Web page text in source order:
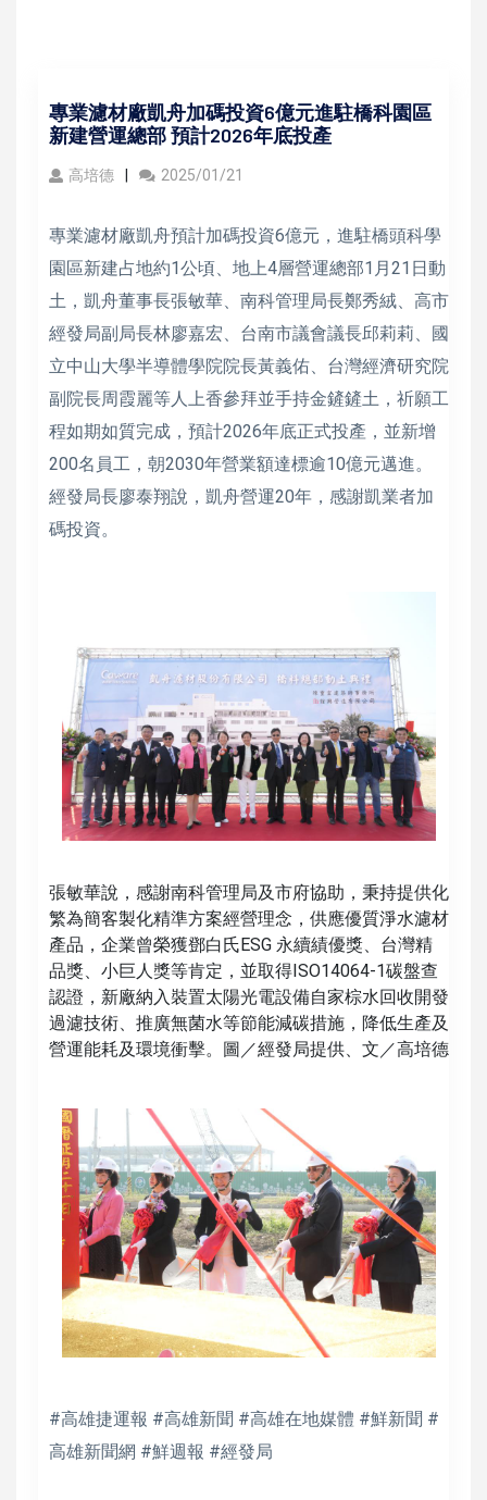
專業濾材廠凱舟加碼投資6億元進駐橋科園區
新建營運總部 預計2026年底投產
高培德 2025/01/21
專業濾材廠凱舟預計加碼投資6億元，進駐橋頭科學
園區新建占地約1公頃、地上4層營運總部1月21日動
土，凱舟董事長張敏華、南科管理局長鄭秀絨、高市
經發局副局長林廖嘉宏、台南市議會議長邱莉莉、國
立中山大學半導體學院院長黃義佑、台灣經濟研究院
副院長周霞麗等人上香參拜並手持金鏟鏟土，祈願工
程如期如質完成，預計2026年底正式投產，並新增
200名員工，朝2030年營業額達標逾10億元邁進。
經發局長廖泰翔說，凱舟營運20年，感謝凱業者加
碼投資。
張敏華說，感謝南科管理局及市府協助，秉持提供化
繁為簡客製化精準方案經營理念，供應優質淨水濾材
產品，企業曾榮獲鄧白氏ESG 永續績優獎、台灣精
品獎、小巨人獎等肯定，並取得ISO14064-1碳盤查
認證，新廠納入裝置太陽光電設備自家棕水回收開發
過濾技術、推廣無菌水等節能減碳措施，降低生產及
營運能耗及環境衝擊。圖／經發局提供、文／高培德
#高雄捷運報 #高雄新聞 #高雄在地媒體 #鮮新聞 #
高雄新聞網 #鮮週報 #經發局